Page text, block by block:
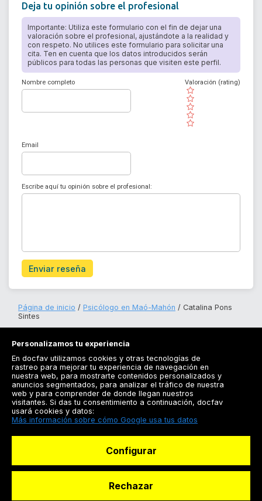
Deja tu opinión sobre el profesional
Importante: Utiliza este formulario con el fin de dejar una
valoración sobre el profesional, ajustándote a la realidad y
con respeto. No utilices este formulario para solicitar una
cita. Ten en cuenta que los datos introducidos serán
públicos para todas las personas que visiten este perfil.
Nombre completo
( )
( )
( )
( )
( )
Valoración (rating)
Email
Escribe aquí tu opinión sobre el profesional:
Enviar reseña
Página de inicio Psicólogo en Maó-Mahón
Catalina Pons
Sintes
Registrarse
Docfav
Personalizamos tu experiencia
En docfav utilizamos cookies y otras tecnologías de
rastreo para mejorar tu experiencia de navegación en
nuestra web, para mostrarte contenidos personalizados y
anuncios segmentados, para analizar el tráfico de nuestra
web y para comprender de donde llegan nuestros
visitantes. Si das tu consentimiento a continuación, docfav
usará cookies y datos:
Más información sobre cómo Google usa tus datos
Configurar
Rechazar